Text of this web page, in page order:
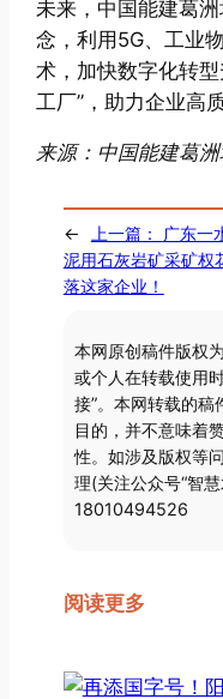
未来，中国能建葛
念，利用5G、工业
术，加快数字化转
工厂”，助力企业高
来源：中国能建葛
← 上一篇：
广东一
泥用石灰岩矿采矿权
落这家企业！
本网原创稿件版权
或个人在转载使用
接”。本网转载的稿
目的，并不意味着
性。如涉及版权等
理(关注公众号“智
18010494526
阅读更多